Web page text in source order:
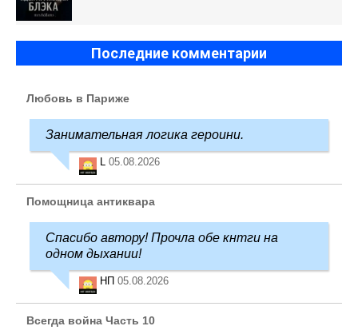
Последние комментарии
Любовь в Париже
Занимательная логика героини.
05.08.2026
Помощница антиквара
Спасибо автору! Прочла обе кнтги на
одном дыхании!
НП 05.08.2026
Всегда война Часть 10